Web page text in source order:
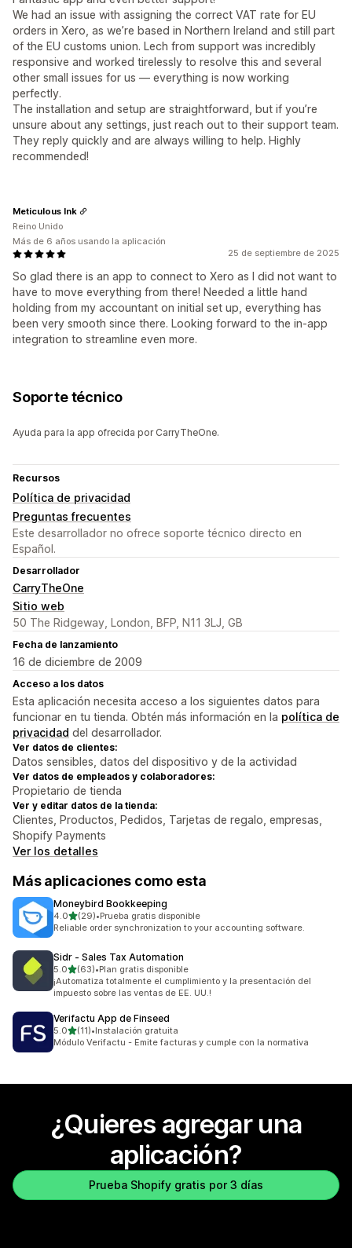
We had an issue with assigning the correct VAT rate for EU
orders in Xero, as we’re based in Northern Ireland and still part
of the EU customs union. Lech from support was incredibly
responsive and worked tirelessly to resolve this and several
other small issues for us — everything is now working
perfectly.
The installation and setup are straightforward, but if you’re
unsure about any settings, just reach out to their support team.
They reply quickly and are always willing to help. Highly
recommended!
25 de septiembre de 2025
So glad there is an app to connect to Xero as I did not want to
have to move everything from there! Needed a little hand
holding from my accountant on initial set up, everything has
been very smooth since there. Looking forward to the in-app
integration to streamline even more.
Meticulous Ink
Reino Unido
Más de 6 años usando la aplicación
Soporte técnico
Ayuda para la app ofrecida por CarryTheOne.
Recursos
Política de privacidad
Preguntas frecuentes
Este desarrollador no ofrece soporte técnico directo en
Español.
Desarrollador
CarryTheOne
Sitio web
50 The Ridgeway, London, BFP, N11 3LJ, GB
Fecha de lanzamiento
16 de diciembre de 2009
Acceso a los datos
Esta aplicación necesita acceso a los siguientes datos para
funcionar en tu tienda. Obtén más información en la política de
privacidad del desarrollador.
Ver datos de clientes:
Datos sensibles, datos del dispositivo y de la actividad
Ver datos de empleados y colaboradores:
Propietario de tienda
Ver y editar datos de la tienda:
Clientes, Productos, Pedidos, Tarjetas de regalo, empresas,
Shopify Payments
Ver los detalles
Más aplicaciones como esta
Moneybird Bookkeeping
4.0de 5 estrellas
(29)
29 reseñas en total
•Prueba gratis disponible
Reliable order synchronization to your accounting software.
Sidr ‑ Sales Tax Automation
5.0de 5 estrellas
(63)
63 reseñas en total
•Plan gratis disponible
¡Automatiza totalmente el cumplimiento y la presentación del
impuesto sobre las ventas de EE. UU.!
Verifactu App de Finseed
5.0de 5 estrellas
(11)
11 reseñas en total
•Instalación gratuita
Módulo Verifactu - Emite facturas y cumple con la normativa
¿Quieres agregar una
aplicación?
Prueba Shopify gratis por 3 días